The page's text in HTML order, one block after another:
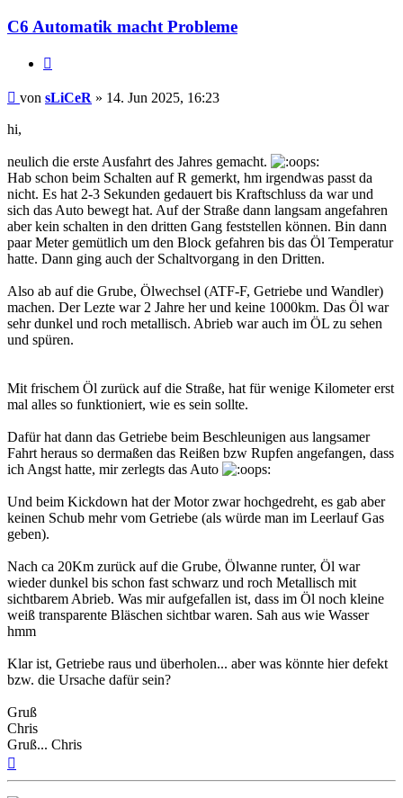
C6 Automatik macht Probleme
Beitrag
von sLiCeR » 14. Jun 2025, 16:23
hi,
neulich die erste Ausfahrt des Jahres gemacht.
Hab schon beim Schalten auf R gemerkt, hm irgendwas passt da
nicht. Es hat 2-3 Sekunden gedauert bis Kraftschluss da war und
sich das Auto bewegt hat. Auf der Straße dann langsam angefahren
aber kein schalten in den dritten Gang feststellen können. Bin dann
paar Meter gemütlich um den Block gefahren bis das Öl Temperatur
hatte. Dann ging auch der Schaltvorgang in den Dritten.
Also ab auf die Grube, Ölwechsel (ATF-F, Getriebe und Wandler)
machen. Der Lezte war 2 Jahre her und keine 1000km. Das Öl war
sehr dunkel und roch metallisch. Abrieb war auch im ÖL zu sehen
und spüren.
Mit frischem Öl zurück auf die Straße, hat für wenige Kilometer erst
mal alles so funktioniert, wie es sein sollte.
Dafür hat dann das Getriebe beim Beschleunigen aus langsamer
Fahrt heraus so dermaßen das Reißen bzw Rupfen angefangen, dass
ich Angst hatte, mir zerlegts das Auto
Und beim Kickdown hat der Motor zwar hochgedreht, es gab aber
keinen Schub mehr vom Getriebe (als würde man im Leerlauf Gas
geben).
Nach ca 20Km zurück auf die Grube, Ölwanne runter, Öl war
wieder dunkel bis schon fast schwarz und roch Metallisch mit
sichtbarem Abrieb. Was mir aufgefallen ist, dass im Öl noch kleine
weiß transparente Bläschen sichtbar waren. Sah aus wie Wasser
hmm
Klar ist, Getriebe raus und überholen... aber was könnte hier defekt
bzw. die Ursache dafür sein?
Gruß
Chris
Gruß... Chris